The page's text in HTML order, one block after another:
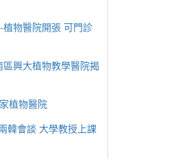
物醫院開張 可門診
興大植物教學醫院揭
植物醫院
韓會談 大學教授上課